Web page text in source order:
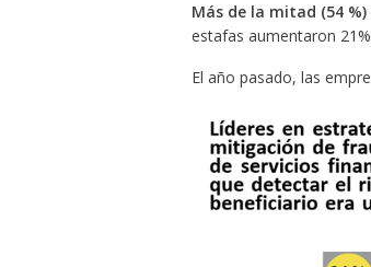
Más de la mitad (54
estafas aumentaron
El año pasado, las